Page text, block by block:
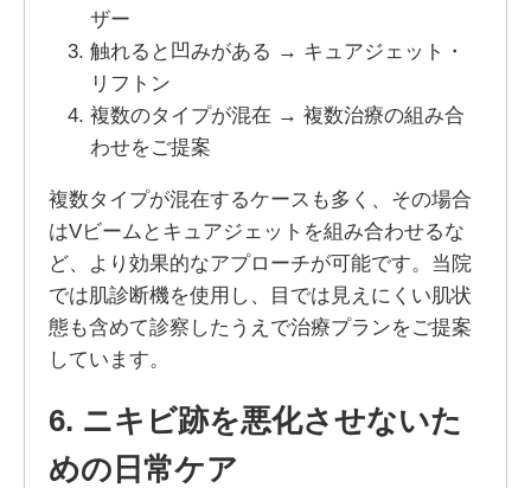
ザー
触れると凹みがある → キュアジェット・
リフトン
複数のタイプが混在 → 複数治療の組み合
わせをご提案
複数タイプが混在するケースも多く、その場合
はVビームとキュアジェットを組み合わせるな
ど、より効果的なアプローチが可能です。当院
では肌診断機を使用し、目では見えにくい肌状
態も含めて診察したうえで治療プランをご提案
しています。
6. ニキビ跡を悪化させないた
めの日常ケア